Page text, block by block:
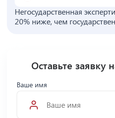
Негосударственная
20% ниже, чем
Оставьте заявку
Ваше имя